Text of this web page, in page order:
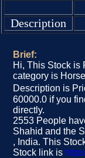
Description
Brief:
Hi, This Stock is
category is
Description is
60000.0 if you
directly.
2553 People
Shahid and the
, India. This
Stock link is